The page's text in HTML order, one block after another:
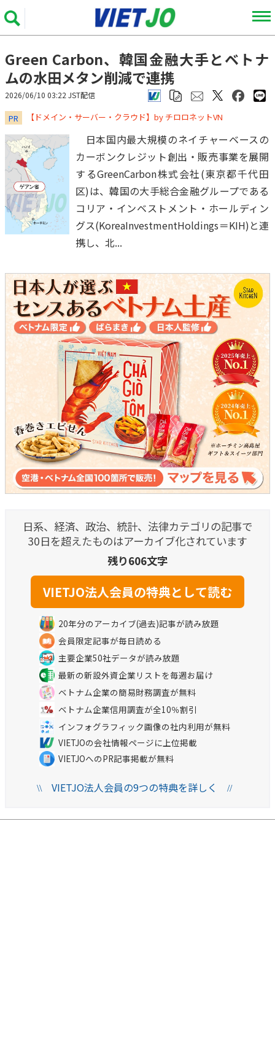
Green Carbon、韓国金融大手とベトナ
ムの水田メタン削減で連携
2026/06/10 03:22 JST配信
PR ​​​​​​​【ドメイン・サーバー・クラウド】by チロロネットVN
日本国内最大規模のネイチャーベースの
カーボンクレジット創出・販売事業を展開
するGreenCarbon株式会社(東京都千代田
区)は、韓国の大手総合金融グループである
コリア・インベストメント・ホールディン
グス(KoreaInvestmentHoldings＝KIH)と連
携し、北...
日系、経済、政治、統計、法律カテゴリの記事で
30日を超えたものはアーカイブ化されています
残り606文字
20年分のアーカイブ(過去)記事が読み放題
会員限定記事が毎日読める
主要企業50社データが読み放題
最新の新設外資企業リストを毎週お届け
ベトナム企業の簡易財務調査が無料
ベトナム企業信用調査が全10％割引
インフォグラフィック画像の社内利用が無料
VIETJOの会社情報ページに上位掲載
VIETJOへのPR記事掲載が無料
\\VIETJO法人会員の9つの特典を詳しく //